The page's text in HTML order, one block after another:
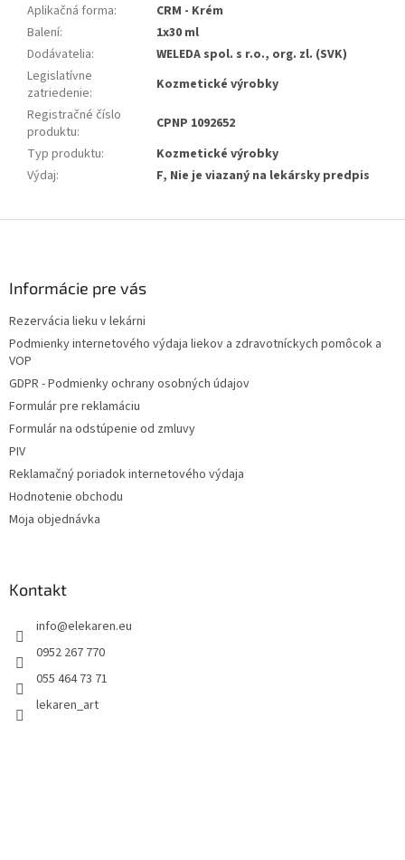
Aplikačná forma:
CRM - Krém
Balení:
1x30 ml
Dodávatelia:
WELEDA spol. s r.o., org. zl. (SVK)
Legislatívne
zatriedenie:
Kozmetické výrobky
Registračné číslo
produktu:
CPNP 1092652
Typ produktu:
Kozmetické výrobky
Výdaj: F, Nie je viazaný na lekársky predpis
Informácie pre vás
Rezervácia lieku v lekárni
Podmienky internetového výdaja liekov a zdravotníckych pomôcok a
VOP
GDPR - Podmienky ochrany osobných údajov
Formulár pre reklamáciu
Formulár na odstúpenie od zmluvy
PIV
Reklamačný poriadok internetového výdaja
Hodnotenie obchodu
Moja objednávka
Kontakt
info@elekaren.eu
0952 267 770
055 464 73 71
lekaren_art